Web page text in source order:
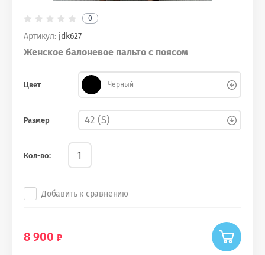
0
Артикул: jdk627
Женское балоневое пальто с поясом
Цвет Черный
Размер
Кол-во:
Добавить к сравнению
8 900